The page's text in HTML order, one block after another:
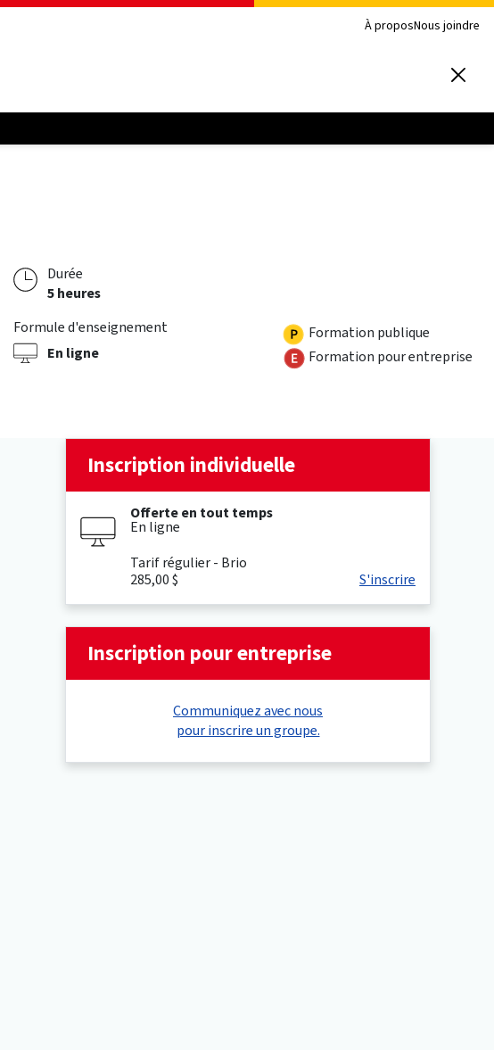
À proposNous joindre
Durée
5 heures
Formule d'enseignement
En ligne
Formation publique
Formation pour entreprise
Inscription individuelle
Offerte en tout temps
En ligne
Tarif régulier - Brio
285,00 $
S'inscrire
Inscription pour entreprise
Communiquez avec nous
pour inscrire un groupe.